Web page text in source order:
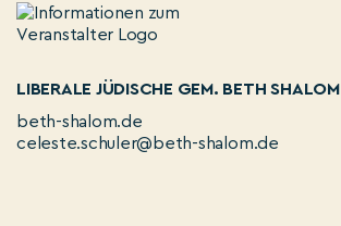
LIBERALE JÜDISCHE GEM. BETH SHALOM
beth-shalom.de
celeste.schuler@beth-shalom.de